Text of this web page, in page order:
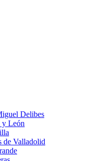
Delibes
y León
de Valladolid